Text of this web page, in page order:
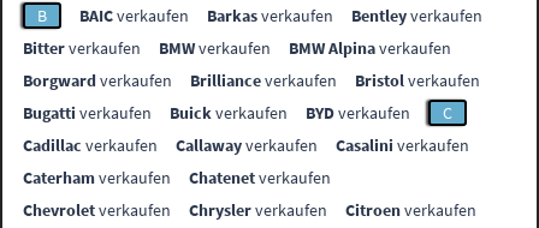
B
BAICverkaufen Barkasverkaufen Bentleyverkaufen
Bitterverkaufen BMWverkaufen BMW Alpinaverkaufen
Borgwardverkaufen Brillianceverkaufen Bristolverkaufen
Bugatti verkaufen Buickverkaufen BYDverkaufen
C
Cadillac verkaufen Callawayverkaufen Casalini verkaufen
Caterhamverkaufen Chatenetverkaufen
Chevroletverkaufen Chryslerverkaufen Citroenverkaufen